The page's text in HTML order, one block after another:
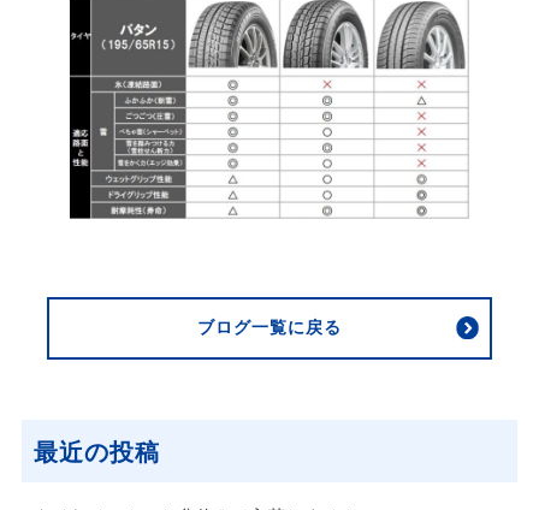
ブログ一覧に戻る
最近の投稿